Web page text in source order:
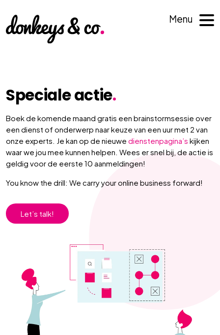
Menu
Speciale actie.
Boek de komende maand gratis een brainstormsessie over
een dienst of onderwerp naar keuze van een uur met 2 van
onze experts. Je kan op de nieuwe dienstenpagina’s kijken
waar we jou mee kunnen helpen. Wees er snel bij, de actie is
geldig voor de eerste 10 aanmeldingen!
You know the drill: We carry your online business forward!
Let’s talk!